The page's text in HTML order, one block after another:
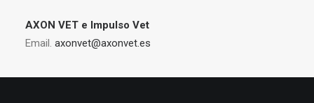
AXON VET e Impulso Vet
Email. axonvet@axonvet.es